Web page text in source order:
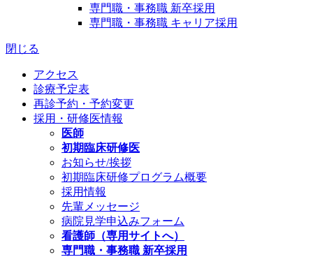
専門職・事務職 新卒採用
専門職・事務職 キャリア採用
閉じる
アクセス
診療予定表
再診予約・予約変更
採用・研修医情報
医師
初期臨床研修医
お知らせ/挨拶
初期臨床研修プログラム概要
採用情報
先輩メッセージ
病院見学申込みフォーム
看護師（専用サイトへ）
専門職・事務職 新卒採用